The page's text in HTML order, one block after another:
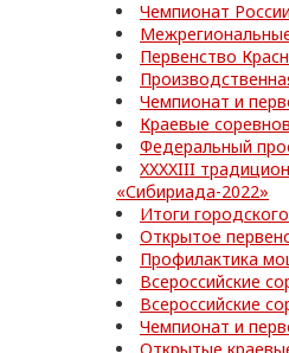
Чемпионат
Первенство
Чемпионат и
Краевые
Федеральный
XXXXIII
«Сибириада-2022»
Итоги
Открытое
Профилактика
Всероссийские
Всероссийские
Чемпионат и